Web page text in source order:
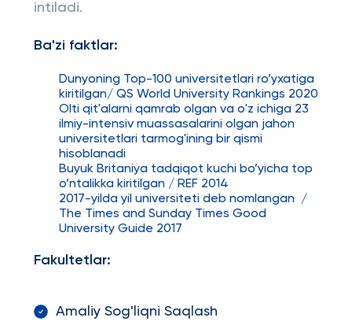
intiladi.
Ba'zi faktlar:
Dunyoning Top-100 universitetlari ro’yxatiga
kiritilgan/ QS World University Rankings 2020
Olti qit'alarni qamrab olgan va o'z ichiga 23
ilmiy-intensiv muassasalarini olgan jahon
universitetlari tarmog'ining bir qismi
hisoblanadi
Buyuk Britaniya tadqiqot kuchi bo’yicha top
o’ntalikka kiritilgan / REF 2014
2017-yilda yil universiteti deb nomlangan /
The Times and Sunday Times Good
University Guide 2017
Fakultetlar:
Amaliy Sog'liqni Saqlash